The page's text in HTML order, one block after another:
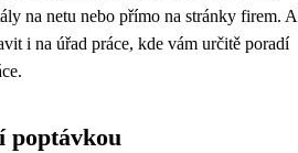
na netu nebo přímo na stránky firem. A
i na úřad práce, kde vám určitě poradí
poptávkou